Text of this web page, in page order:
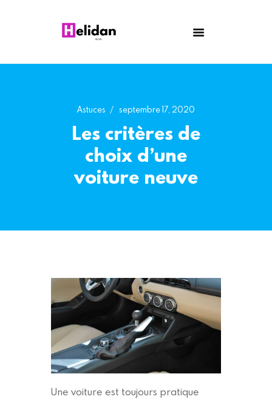
Astuces septembre 17, 2020
Les critères de
choix d’une
voiture neuve
Astuces
Maison
Santé
Entreprise
Une voiture est toujours pratique